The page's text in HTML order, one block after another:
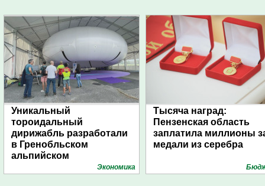
Уникальный
тороидальный
дирижабль разработали
в Гренобльском
альпийском
Экономика
Тысяча наград:
Пензенская область
заплатила миллионы
медали из серебра